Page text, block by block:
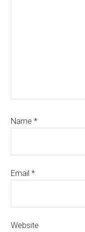
Name*
Email*
Website